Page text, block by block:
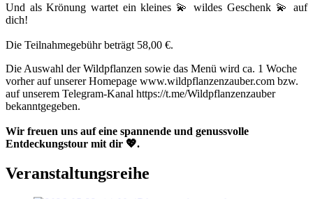
Und als Krönung wartet ein kleines 💫 wildes Geschenk 💫 auf
dich!
Die Teilnahmegebühr beträgt 58,00 €.
Die Auswahl der Wildpflanzen sowie das Menü wird ca. 1 Woche
vorher auf unserer Homepage www.wildpflanzenzauber.com bzw.
auf unserem Telegram-Kanal https://t.me/Wildpflanzenzauber
bekanntgegeben.
Wir freuen uns auf eine spannende und genussvolle
Entdeckungstour mit dir 💖.
Veranstaltungsreihe